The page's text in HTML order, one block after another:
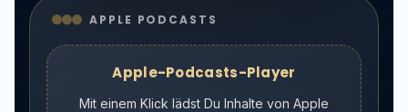
APPLE PODCASTS
Apple-Podcasts-Player
Mit einem Klick lädst Du Inhalte von Apple